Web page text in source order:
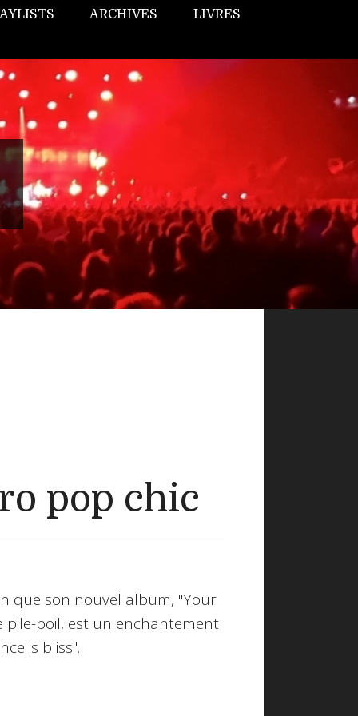
ARCHIVES LIVRES
pop chic
que son nouvel album, "Your
pile-poil, est un enchantement
is bliss".